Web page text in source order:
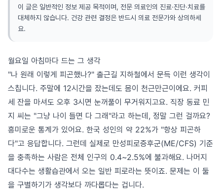
이 글은 일반적인 정보 제공 목적이며, 전문 의료인의 진료·진단·치료를
대체하지 않습니다. 건강 관련 결정은 반드시 의료 전문가와 상의하세
요.
월요일 아침마다 드는 그 생각
"나 원래 이렇게 피곤했나?" 출근길 지하철에서 문득 이런 생각이
스칩니다. 주말에 12시간을 잤는데도 몸이 천근만근이에요. 커피
세 잔을 마셔도 오후 3시면 눈꺼풀이 무거워지고요. 직장 동료 민
지 씨는 "그냥 나이 들면 다 그래"라고 하는데, 정말 그런 걸까요?
흥미로운 통계가 있어요. 한국 성인의 약 22%가 "항상 피곤하
다"고 응답합니다. 그런데 실제로 만성피로증후군(ME/CFS) 기준
을 충족하는 사람은 전체 인구의 0.4~2.5%에 불과해요. 나머지
대다수는 생활습관에서 오는 일반 피로라는 뜻이죠. 문제는 이 둘
을 구별하기가 생각보다 까다롭다는 겁니다.